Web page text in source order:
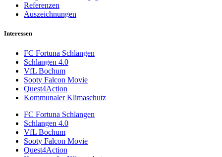
Referenzen
Auszeichnungen
Interessen
FC Fortuna Schlangen
Schlangen 4.0
VfL Bochum
Sooty Falcon Movie
Quest4Action
Kommunaler Klimaschutz
FC Fortuna Schlangen
Schlangen 4.0
VfL Bochum
Sooty Falcon Movie
Quest4Action